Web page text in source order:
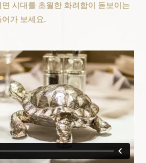
시대를 초월한 화려함이 돋보이는
가 보세요.